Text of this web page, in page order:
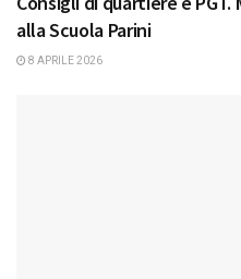
alla Scuola Parini
8 APRILE 2026